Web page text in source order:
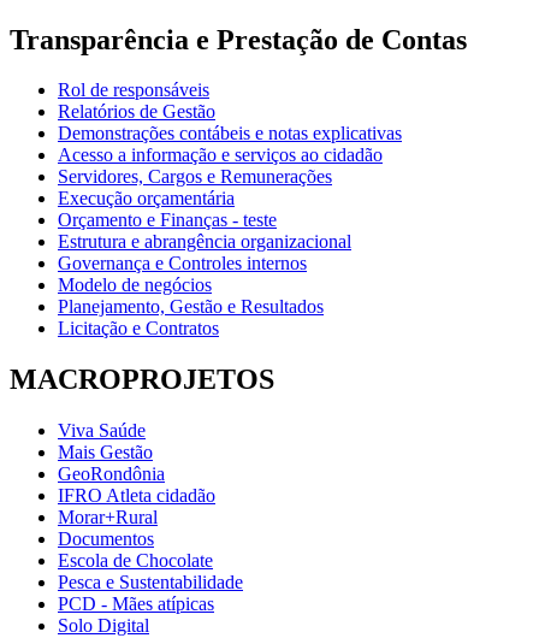
Transparência e Prestação de Contas
Rol de responsáveis
Relatórios de Gestão
Demonstrações contábeis e notas explicativas
Acesso a informação e serviços ao cidadão
Servidores, Cargos e Remunerações
Execução orçamentária
Orçamento e Finanças - teste
Estrutura e abrangência organizacional
Governança e Controles internos
Modelo de negócios
Planejamento, Gestão e Resultados
Licitação e Contratos
MACROPROJETOS
Viva Saúde
Mais Gestão
GeoRondônia
IFRO Atleta cidadão
Morar+Rural
Documentos
Escola de Chocolate
Pesca e Sustentabilidade
PCD - Mães atípicas
Solo Digital